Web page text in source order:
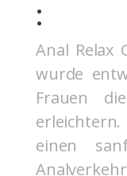
:
Anal Relax
wurde
Frauen
einen